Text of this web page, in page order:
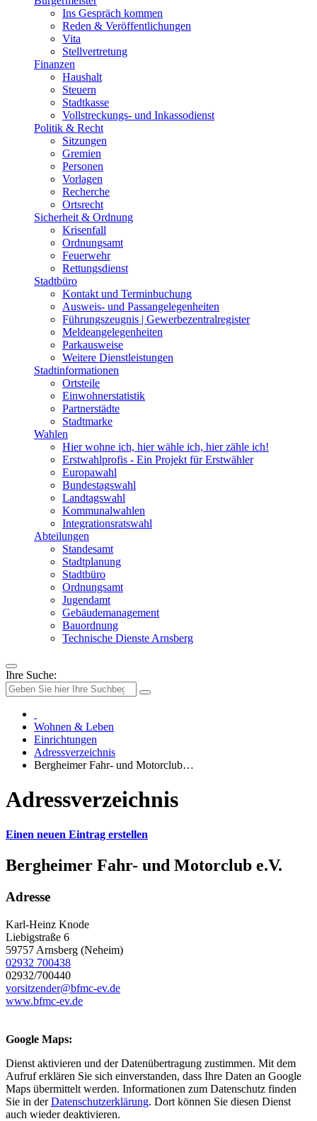
Ins Gespräch kommen
Reden & Veröffentlichungen
Vita
Stellvertretung
Finanzen
Haushalt
Steuern
Stadtkasse
Vollstreckungs- und Inkassodienst
Politik & Recht
Sitzungen
Gremien
Personen
Vorlagen
Recherche
Ortsrecht
Sicherheit & Ordnung
Krisenfall
Ordnungsamt
Feuerwehr
Rettungsdienst
Stadtbüro
Kontakt und Terminbuchung
Ausweis- und Passangelegenheiten
Führungszeugnis | Gewerbezentralregister
Meldeangelegenheiten
Parkausweise
Weitere Dienstleistungen
Stadtinformationen
Ortsteile
Einwohnerstatistik
Partnerstädte
Stadtmarke
Wahlen
Hier wohne ich, hier wähle ich, hier zähle ich!
Erstwahlprofis - Ein Projekt für Erstwähler
Europawahl
Bundestagswahl
Landtagswahl
Kommunalwahlen
Integrationsratswahl
Abteilungen
Standesamt
Stadtplanung
Stadtbüro
Ordnungsamt
Jugendamt
Gebäudemanagement
Bauordnung
Technische Dienste Arnsberg
Ihre Suche:
Wohnen & Leben
Einrichtungen
Adressverzeichnis
Bergheimer Fahr- und Motorclub…
Adressverzeichnis
Einen neuen Eintrag erstellen
Bergheimer Fahr- und Motorclub e.V.
Adresse
Karl-Heinz Knode
Liebigstraße 6
59757 Arnsberg (Neheim)
02932 700438
02932/700440
vorsitzender@bfmc-ev.de
www.bfmc-ev.de
Google Maps:
Dienst aktivieren und der Datenübertragung zustimmen. Mit dem
Aufruf erklären Sie sich einverstanden, dass Ihre Daten an Google
Maps übermittelt werden. Informationen zum Datenschutz finden
Sie in derDatenschutzerklärung. Dort können Sie diesen Dienst
auch wieder deaktivieren.